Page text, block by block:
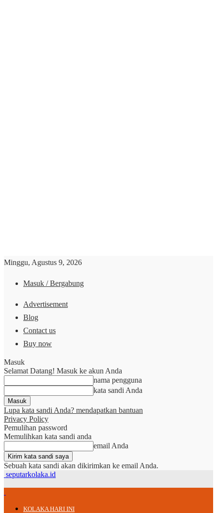
Minggu, Agustus 9, 2026
Masuk / Bergabung
Advertisement
Blog
Contact us
Buy now
Masuk
Selamat Datang! Masuk ke akun Anda
nama pengguna
kata sandi Anda
Lupa kata sandi Anda? mendapatkan bantuan
Privacy Policy
Pemulihan password
Memulihkan kata sandi anda
email Anda
Sebuah kata sandi akan dikirimkan ke email Anda.
seputarkolaka.id
KOLAKA HARI INI